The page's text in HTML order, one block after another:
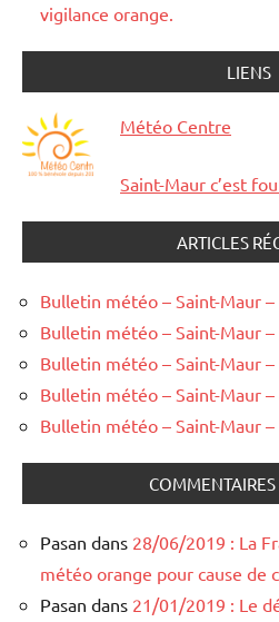
vigilance orange.
LIENS
Météo Centre
Saint-Maur c’est
ARTICLES
Bulletin météo – Saint-Maur
Bulletin météo – Saint-Maur
Bulletin météo – Saint-Maur
Bulletin météo – Saint-Maur
Bulletin météo – Saint-Maur
COMMENTAIRES
Pasan dans 28/06/2019 : La
météo orange pour cause de
Pasan dans 21/01/2019 : Le